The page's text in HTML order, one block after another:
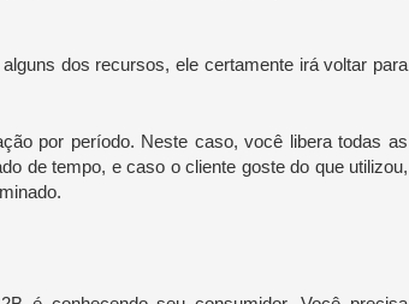
dos recursos, ele certamente irá voltar para
por período. Neste caso, você libera todas as
de tempo, e caso o cliente goste do que utilizou,